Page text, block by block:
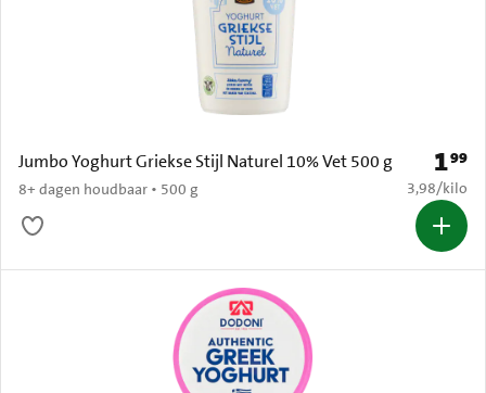
Jumbo Yoghurt Griekse Stijl Naturel 10% Vet 500 g
8+ dagen houdbaar • 500 g
Prijs:
199
€ 3,98 per
3,98/kilo